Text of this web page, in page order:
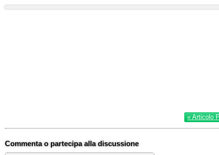
« Articolo
Commenta o partecipa alla discussione